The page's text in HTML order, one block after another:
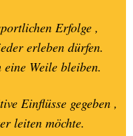
Erfolge ,
erleben dürfen.
Weile bleiben.
Einflüsse gegeben ,
leiten möchte.